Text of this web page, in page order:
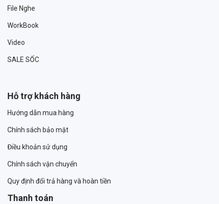
File Nghe
WorkBook
Video
SALE SỐC
Hỗ trợ khách hàng
Hướng dẫn mua hàng
Chính sách bảo mật
Điều khoản sử dụng
Chính sách vận chuyển
Quy định đổi trả hàng và hoàn tiền
Thanh toán